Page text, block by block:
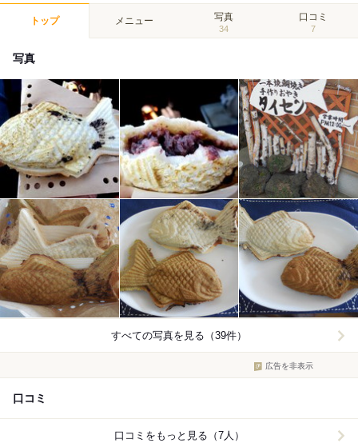
トップ メニュー 写真
34
口コミ
7
写真
すべての写真を見る（39件）
広告を非表示
口コミ
口コミをもっと見る（7人）